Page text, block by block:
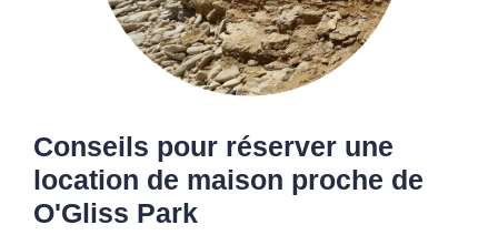
Conseils pour réserver une
location de maison proche de
O'Gliss Park